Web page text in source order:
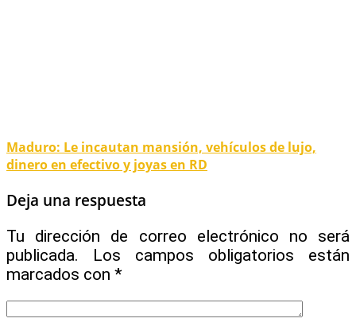
Maduro: Le incautan mansión, vehículos de lujo,
dinero en efectivo y joyas en RD
Deja una respuesta
Tu dirección de correo electrónico no será
publicada.
Los campos obligatorios están
marcados con *